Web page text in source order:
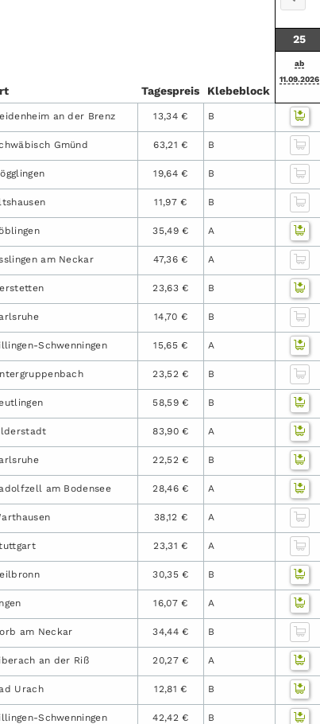
Tages­preis Klebe­block
25
ab
11.09.2026
an der Brenz 13,34 € B
Gmünd 63,21 € B
19,64 € B
11,97 € B
35,49 € A
am Neckar 47,36 € A
23,63 € B
14,70 € B
Schwenningen 15,65 € A
23,52 € B
58,59 € B
83,90 € A
22,52 € B
am Bodensee 28,46 € A
38,12 € A
23,31 € A
30,35 € B
16,07 € A
am Neckar 34,44 € B
an der Riß 20,27 € A
Urach 12,81 € B
Schwenningen 42,42 € B